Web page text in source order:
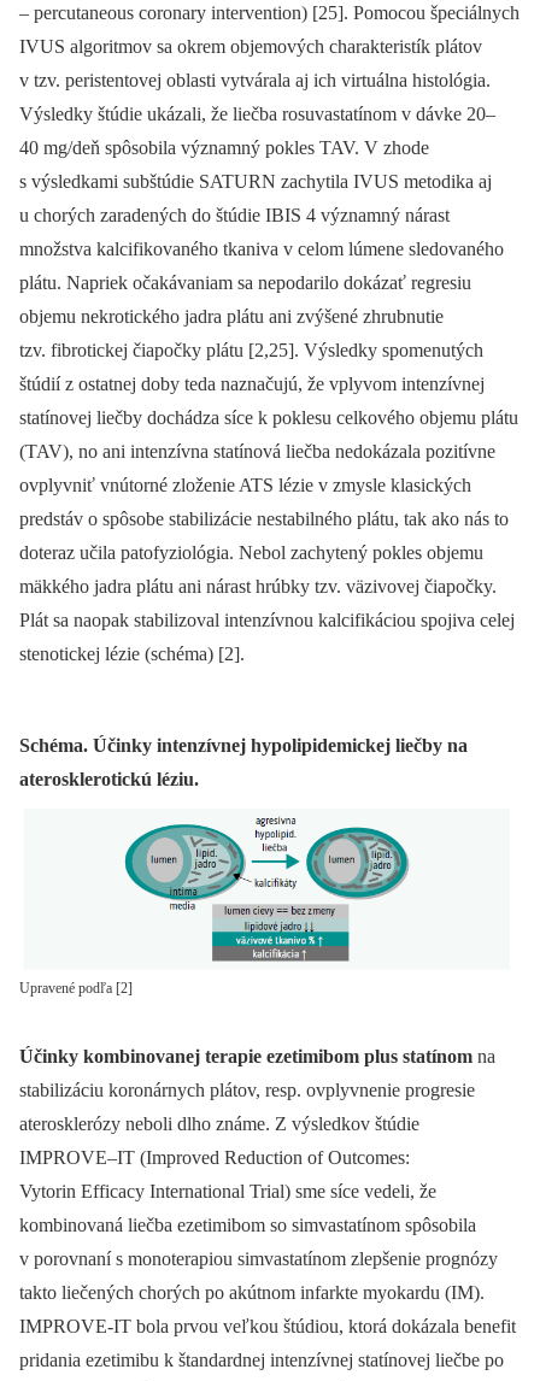
–⁠ percutaneous coronary intervention) [25]. Pomocou špeciálnych
IVUS algoritmov sa okrem objemových charakteristík plátov
v tzv. peristentovej oblasti vytvárala aj ich virtuálna histológia.
Výsledky štúdie ukázali, že liečba rosuvastatínom v dávke 20–
40 mg/deň spôsobila významný pokles TAV. V zhode
s výsledkami subštúdie SATURN zachytila IVUS metodika aj
u chorých zaradených do štúdie IBIS 4 významný nárast
množstva kalcifikovaného tkaniva v celom lúmene sledovaného
plátu. Napriek očakávaniam sa nepodarilo dokázať regresiu
objemu nekrotického jadra plátu ani zvýšené zhrubnutie
tzv. fibrotickej čiapočky plátu [2,25]. Výsledky spomenutých
štúdií z ostatnej doby teda naznačujú, že vplyvom intenzívnej
statínovej liečby dochádza síce k poklesu celkového objemu plátu
(TAV), no ani intenzívna statínová liečba nedokázala pozitívne
ovplyvniť vnútorné zloženie ATS lézie v zmysle klasických
predstáv o spôsobe stabilizácie nestabilného plátu, tak ako nás to
doteraz učila pato­fyziológia. Nebol zachytený pokles objemu
mäkkého jadra plátu ani nárast hrúbky tzv. väzivovej čiapočky.
Plát sa naopak stabilizoval intenzívnou kalcifikáciou spojiva celej
stenotickej lézie (schéma) [2].
Schéma. Účinky intenzívnej hypolipidemickej liečby na
aterosklerotickú léziu.
Upravené podľa [2]
Účinky kombinovanej terapie ezetimibom plus statínom na
stabilizáciu koronárnych plátov, resp. ovplyvnenie progresie
aterosklerózy neboli dlho známe. Z výsledkov štúdie
IMPROVE–IT (Improved Reduction of Outcomes:
Vytorin Efficacy International Trial) sme síce vedeli, že
kombinovaná liečba ezetimibom so simvastatínom spôsobila
v porovnaní s monoterapiou simvastatínom zlepšenie prognózy
takto liečených chorých po akútnom infarkte myokardu (IM).
IMPROVE-IT bola prvou veľkou štúdiou, ktorá dokázala benefit
pridania ezetimibu k štandardnej intenzívnej statínovej liečbe po